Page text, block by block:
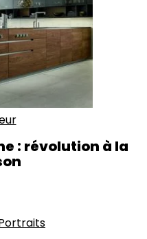
: révolution à la